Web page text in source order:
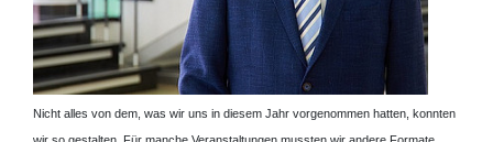
Nicht alles von dem, was wir uns in diesem Jahr vorgenommen hatten, konnten